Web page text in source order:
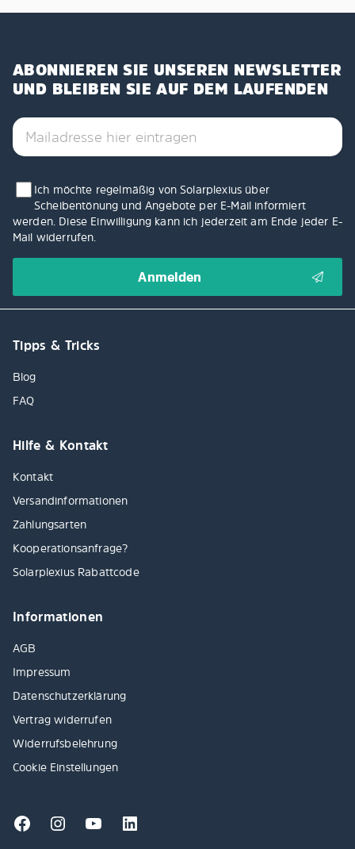
ABONNIEREN SIE UNSEREN NEWSLETTER
UND BLEIBEN SIE AUF DEM LAUFENDEN
Ich möchte regelmäßig von Solarplexius über
Scheibentönung und Angebote per E-Mail informiert
werden. Diese Einwilligung kann ich jederzeit am Ende jeder E-
Mail widerrufen.
Tipps & Tricks
Blog
FAQ
Hilfe & Kontakt
Kontakt
Versandinformationen
Zahlungsarten
Kooperationsanfrage?
Solarplexius Rabattcode
Informationen
AGB
Impressum
Datenschutzerklärung
Vertrag widerrufen
Widerrufsbelehrung
Cookie Einstellungen